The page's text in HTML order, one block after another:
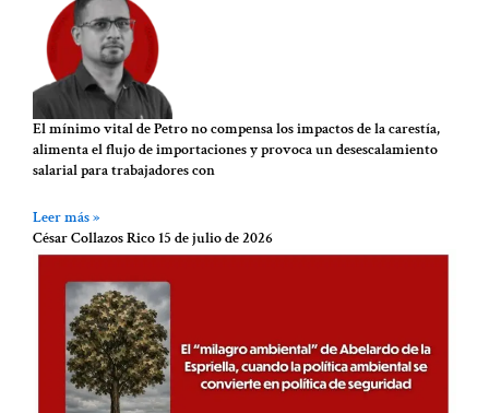
El mínimo vital de Petro no compensa los impactos de la carestía,
alimenta el flujo de importaciones y provoca un desescalamiento
salarial para trabajadores con
Leer más »
César Collazos Rico 15 de julio de 2026